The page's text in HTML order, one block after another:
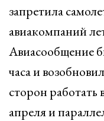
запретила
авиакомпаний
Авиасообщение
часа и
сторон
апреля и